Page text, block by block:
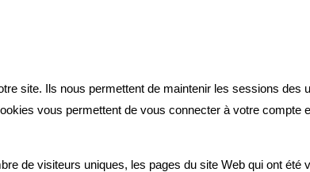
site. Ils nous permettent de maintenir les sessions des
vous permettent de vous connecter à votre compte
de visiteurs uniques, les pages du site Web qui ont été